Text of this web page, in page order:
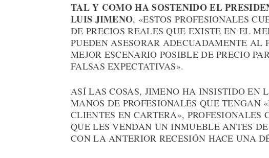
TAL Y COMO HA SOSTENIDO EL
LUIS JIMENO, «ESTOS PROFESIONALES
DE PRECIOS REALES QUE EXISTE EN EL
PUEDEN ASESORAR ADECUADAMENTE AL
MEJOR ESCENARIO POSIBLE DE PRECIO
FALSAS EXPECTATIVAS».
ASÍ LAS COSAS, JIMENO HA INSISTIDO EN
MANOS DE PROFESIONALES QUE TENGAN
CLIENTES EN CARTERA», PROFESIONALES
QUE LES VENDAN UN INMUEBLE ANTES
CON LA ANTERIOR RECESIÓN HACE UNA